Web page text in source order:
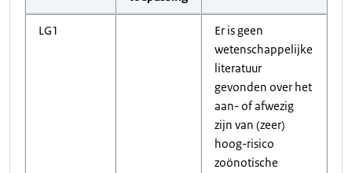
LG1
Er is geen
wetenschappelijke
literatuur
gevonden over het
aan- of afwezig
zijn van (zeer)
hoog-risico
zoönotische